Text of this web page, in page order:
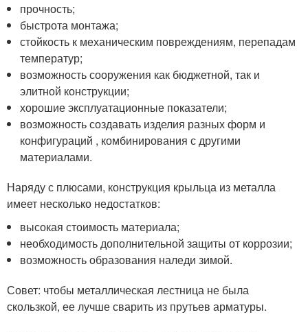
прочность;
быстрота монтажа;
стойкость к механическим повреждениям, перепадам
температур;
возможность сооружения как бюджетной, так и
элитной конструкции;
хорошие эксплуатационные показатели;
возможность создавать изделия разных форм и
конфигураций , комбинирования с другими
материалами.
Наряду с плюсами, конструкция крыльца из металла
имеет несколько недостатков:
высокая стоимость материала;
необходимость дополнительной защиты от коррозии;
возможность образования наледи зимой.
Совет: чтобы металлическая лестница не была
скользкой, ее лучше сварить из прутьев арматуры.